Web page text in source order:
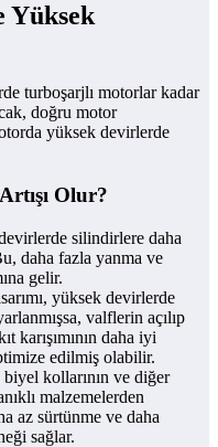
Yüksek
turboşarjlı motorlar kadar
doğru motor
yüksek devirlerde
Olur?
silindirlere daha
daha fazla yanma ve
gelir.
yüksek devirlerde
valflerin açılıp
karışımının daha iyi
edilmiş olabilir.
biyel kollarının ve diğer
malzemelerden
az sürtünme ve daha
sağlar.